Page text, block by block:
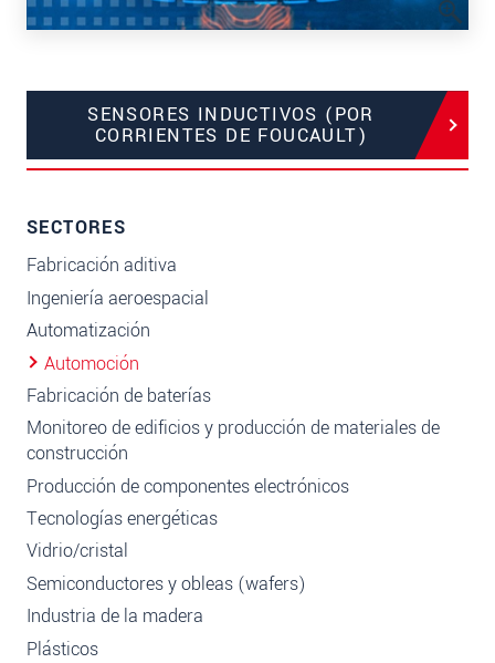
SENSORES INDUCTIVOS (POR
CORRIENTES DE FOUCAULT)
SECTORES
Fabricación aditiva
Ingeniería aeroespacial
Automatización
Automoción
Fabricación de baterías
Monitoreo de edificios y producción de materiales de
construcción
Producción de componentes electrónicos
Tecnologías energéticas
Vidrio/cristal
Semiconductores y obleas (wafers)
Industria de la madera
Plásticos